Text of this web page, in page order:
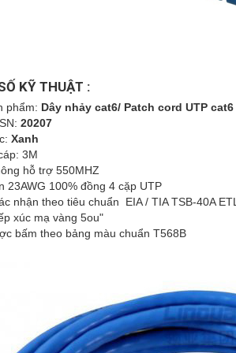
KỸ THUẬT :
phẩm: Dây nhảy cat6/ Patch cord UTP cat6
20207
Xanh
3M
hỗ trợ 550MHZ
23AWG 100% đồng 4 cặp UTP
nhận theo tiêu chuẩn EIA / TIA TSB-40A
xúc mạ vàng 5ou"
bấm theo bảng màu chuẩn T568B